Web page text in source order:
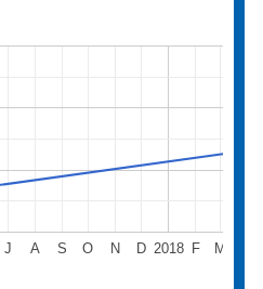
2018
J A S O N D F M